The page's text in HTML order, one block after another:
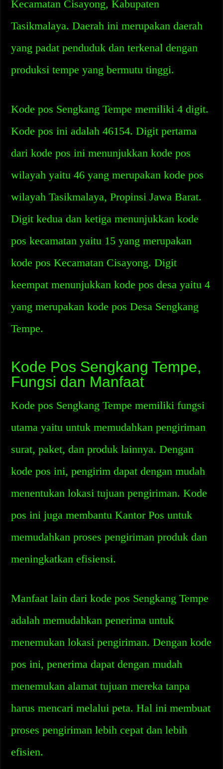
Kecamatan Cisayong, Kabupaten
Tasikmalaya. Daerah ini merupakan daerah
yang padat penduduk dan terkenal dengan
produksi tempe yang bermutu tinggi.
Kode pos Sengkang Tempe memiliki 4 digit.
Kode pos ini adalah 46154. Digit pertama
dari kode pos ini menunjukkan kode pos
wilayah yaitu 46 yang merupakan kode pos
wilayah Tasikmalaya, Propinsi Jawa Barat.
Digit kedua dan ketiga menunjukkan kode
pos kecamatan yaitu 15 yang merupakan
kode pos Kecamatan Cisayong. Digit
keempat menunjukkan kode pos desa yaitu 4
yang merupakan kode pos Desa Sengkang
Tempe.
Kode Pos Sengkang Tempe,
Fungsi dan Manfaat
Kode pos Sengkang Tempe memiliki fungsi
utama yaitu untuk memudahkan pengiriman
surat, paket, dan produk lainnya. Dengan
kode pos ini, pengirim dapat dengan mudah
menentukan lokasi tujuan pengiriman. Kode
pos ini juga membantu Kantor Pos untuk
memudahkan proses pengiriman produk dan
meningkatkan efisiensi.
Manfaat lain dari kode pos Sengkang Tempe
adalah memudahkan penerima untuk
menemukan lokasi pengiriman. Dengan kode
pos ini, penerima dapat dengan mudah
menemukan alamat tujuan mereka tanpa
harus mencari melalui peta. Hal ini membuat
proses pengiriman lebih cepat dan lebih
efisien.